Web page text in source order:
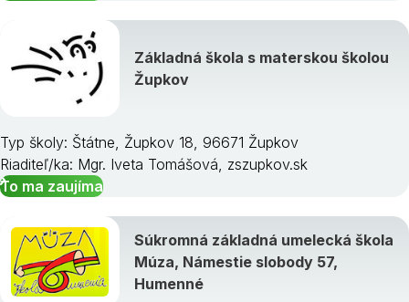
Základná škola s materskou školou
Župkov
Typ školy: Štátne, Župkov 18, 96671 Župkov
Riaditeľ/ka: Mgr. Iveta Tomášová, zszupkov.sk
To ma zaujíma
Súkromná základná umelecká škola
Múza, Námestie slobody 57,
Humenné